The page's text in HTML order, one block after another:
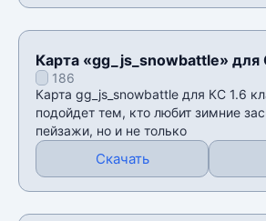
Карта «gg_js_snowbattle» для
186
Карта gg_js_snowbattle для КС 1.6
подойдет тем, кто любит зимние
пейзажи, но и не только
Скачать